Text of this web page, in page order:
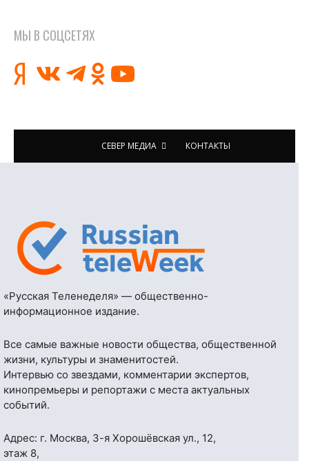
МЫ В СОЦСЕТЯХ
СЕВЕР МЕДИА КОНТАКТЫ
«Русская Теленеделя» — общественно-
информационное издание.
Все самые важные новости общества, общественной
жизни, культуры и знаменитостей.
Интервью со звездами, комментарии экспертов,
кинопремьеры и репортажи с места актуальных
событий.
Адрес: г. Москва, 3-я Хорошёвская ул., 12,
этаж 8,